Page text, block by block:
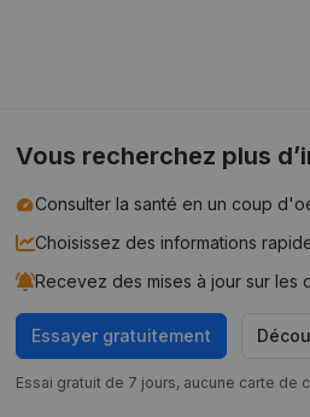
Vous recherchez plus
Consulter la santé en un coup
Choisissez des informations
Recevez des mises à jour sur les
Essayer gratuitement
Essai gratuit de 7 jours, aucune carte de